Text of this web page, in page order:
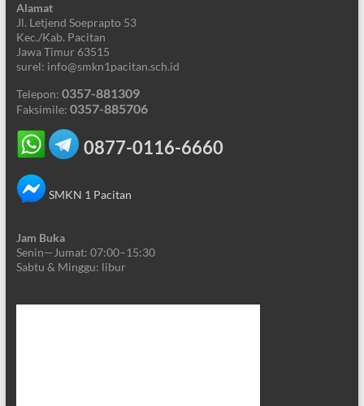
Alamat
Jl. Letjend Soeprapto 53
Kec./Kab. Pacitan
Jawa Timur 63515
surel: info@smkn1pacitan.sch.id
Telepon: 0357-881309
Faksimile: 0357-885706
0877-0116-6660
SMKN 1 Pacitan
Jam Buka
Senin—Jumat: 07:00–15:30
Sabtu & Minggu: libur